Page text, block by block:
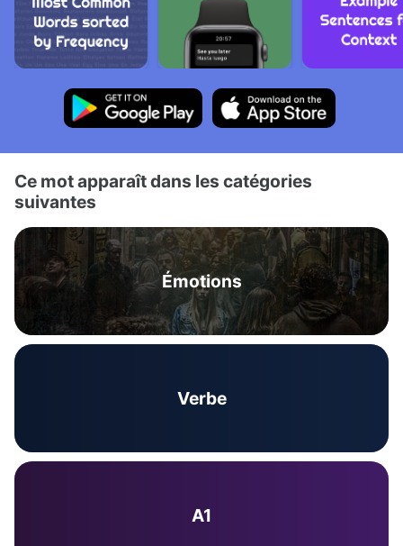
Ce mot apparaît dans les catégories
suivantes
Émotions
Verbe
A1